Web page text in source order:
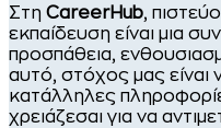
Στη CareerHub,
εκπαίδευση είναι μια
προσπάθεια,
αυτό, στόχος μας
κατάλληλες
χρειάζεσαι για να